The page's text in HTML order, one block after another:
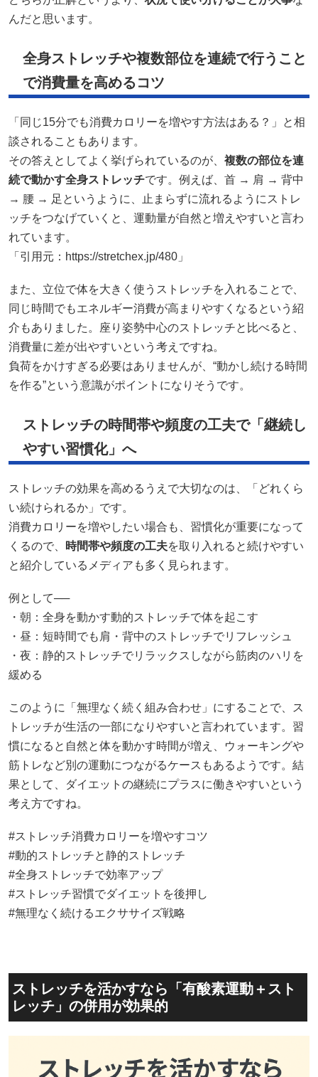
んだと思います。
全身ストレッチや複数部位を連続で行うこと
で消費量を高めるコツ
「同じ15分でも消費カロリーを増やす方法はある？」と相
談されることもあります。
その答えとしてよく挙げられているのが、 複数の部位を連
続で動かす全身ストレッチです。例えば、首 → 肩 → 背中
→ 腰 → 足というように、止まらずに流れるようにストレ
ッチをつなげていくと、運動量が自然と増えやすいと言わ
れています。
「引用元：https://stretchex.jp/480」
また、立位で体を大きく使うストレッチを入れることで、
同じ時間でもエネルギー消費が高まりやすくなるという紹
介もありました。座り姿勢中心のストレッチと比べると、
消費量に差が出やすいという考えですね。
負荷をかけすぎる必要はありませんが、“動かし続ける時間
を作る”という意識がポイントになりそうです。
ストレッチの時間帯や頻度の工夫で「継続し
やすい習慣化」へ
ストレッチの効果を高めるうえで大切なのは、「どれくら
い続けられるか」です。
消費カロリーを増やしたい場合も、習慣化が重要になって
くるので、
時間帯や頻度の工夫を取り入れると続けやすい
と紹介しているメディアも多く見られます。
例として──
・朝：全身を動かす動的ストレッチで体を起こす
・昼：短時間でも肩・背中のストレッチでリフレッシュ
・夜：静的ストレッチでリラックスしながら筋肉のハリを
緩める
このように「無理なく続く組み合わせ」にすることで、ス
トレッチが生活の一部になりやすいと言われています。習
慣になると自然と体を動かす時間が増え、ウォーキングや
筋トレなど別の運動につながるケースもあるようです。結
果として、ダイエットの継続にプラスに働きやすいという
考え方ですね。
#ストレッチ消費カロリーを増やすコツ
#動的ストレッチと静的ストレッチ
#全身ストレッチで効率アップ
#ストレッチ習慣でダイエットを後押し
#無理なく続けるエクササイズ戦略
ストレッチを活かすなら「有酸素運動＋スト
レッチ」の併用が効果的